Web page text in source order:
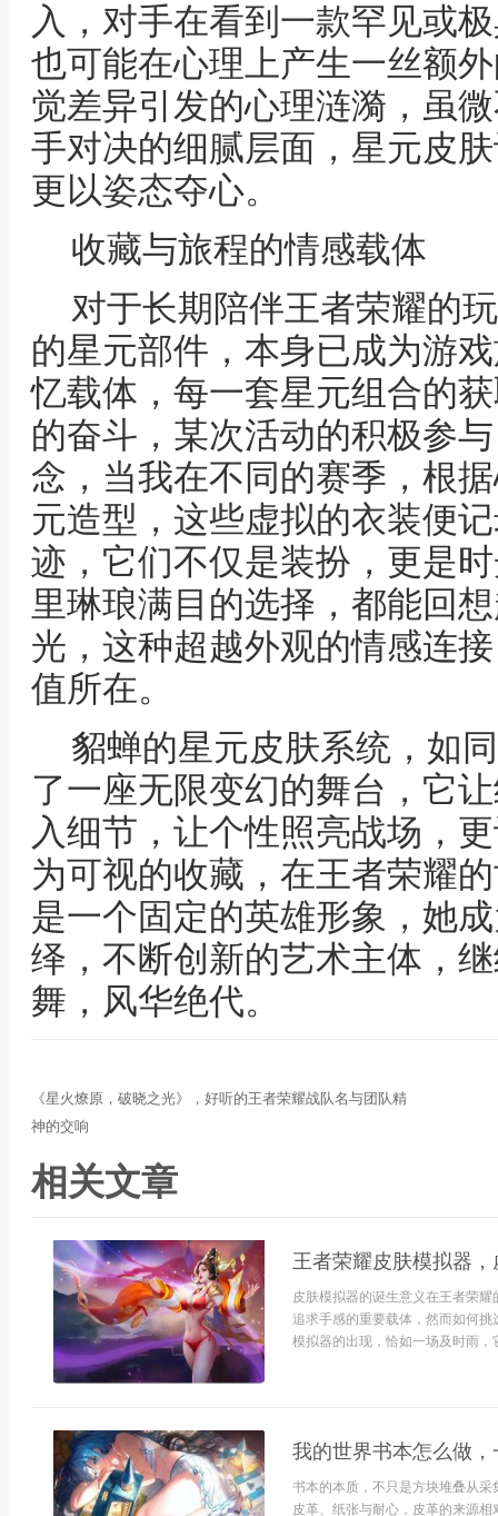
入，对手在看到一款罕见或
也可能在心理上产生一丝额
觉差异引发的心理涟漪，虽
手对决的细腻层面，星元皮
更以姿态夺心。
收藏与旅程的情感载体
对于长期陪伴王者荣耀的
的星元部件，本身已成为游
忆载体，每一套星元组合的
的奋斗，某次活动的积极参
念，当我在不同的赛季，根
元造型，这些虚拟的衣装便
迹，它们不仅是装扮，更是
里琳琅满目的选择，都能回
光，这种超越外观的情感连
值所在。
貂蝉的星元皮肤系统，如
了一座无限变幻的舞台，它
入细节，让个性照亮战场，
为可视的收藏，在王者荣耀
是一个固定的英雄形象，她
绎，不断创新的艺术主体，
舞，风华绝代。
《星火燎原，破晓之光》，好听的王者荣耀战队名与团队精
神的交响
相关文章
王者荣耀皮肤模拟器
皮肤模拟器的诞生意义在王者荣
追求手感的重要载体，然而如何
模拟器的出现，恰如一场及时雨，
我的世界书本怎么做
书本的本质，不只是方块堆叠从
皮革、纸张与耐心，皮革的来源